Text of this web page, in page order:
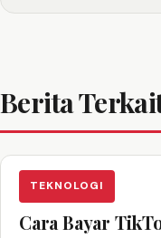
Berita
TEKNOLOGI
Cara Bayar